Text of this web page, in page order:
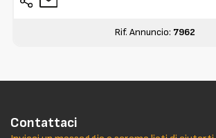
Rif. Annuncio: 7962
Contattaci